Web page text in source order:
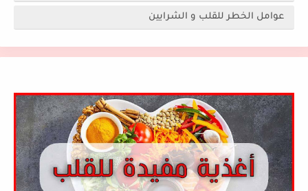
عوامل الخطر للقلب و الشرايين